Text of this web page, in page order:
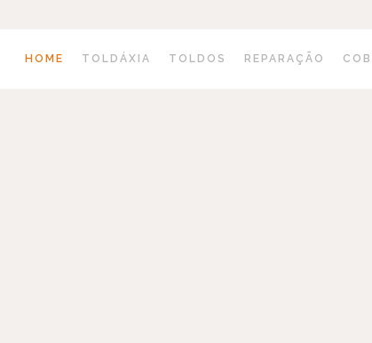
HOME TOLDÁXIA TOLDOS REPARAÇÃO